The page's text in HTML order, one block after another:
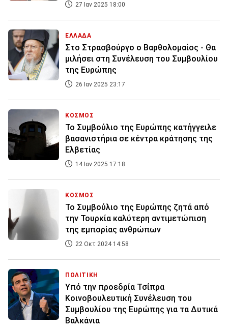
27 Ιαν 2025 18:00
ΕΛΛΑΔΑ
Στο Στρασβούργο ο Βαρθολομαίος - Θα
μιλήσει στη Συνέλευση του Συμβουλίου
της Ευρώπης
26 Ιαν 2025 23:17
ΚΟΣΜΟΣ
Το Συμβούλιο της Ευρώπης κατήγγειλε
βασανιστήρια σε κέντρα κράτησης της
Ελβετίας
14 Ιαν 2025 17:18
ΚΟΣΜΟΣ
Το Συμβούλιο της Ευρώπης ζητά από
την Τουρκία καλύτερη αντιμετώπιση
της εμπορίας ανθρώπων
22 Οκτ 2024 14:58
ΠΟΛΙΤΙΚΗ
Υπό την προεδρία Τσίπρα
Κοινοβουλευτική Συνέλευση του
Συμβουλίου της Ευρώπης για τα Δυτικά
Βαλκάνια